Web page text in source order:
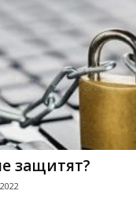
защитят?